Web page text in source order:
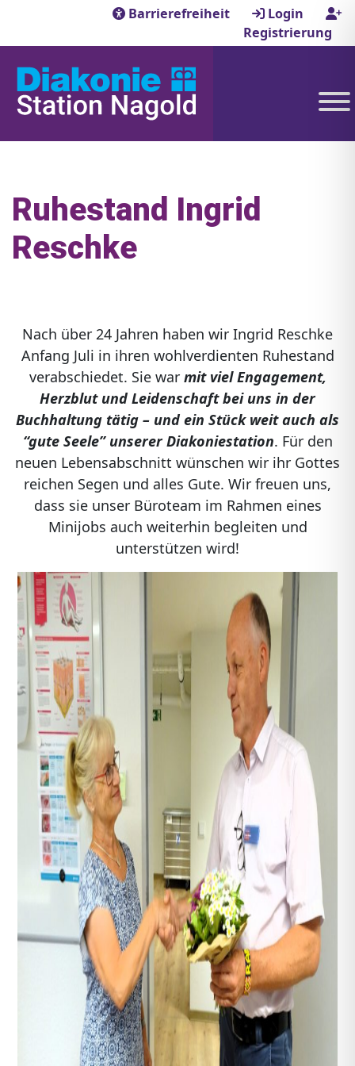
Barrierefreiheit
Login
Registrierung
Ruhestand Ingrid
Reschke
Nach über 24 Jahren haben wir Ingrid Reschke
Anfang Juli in ihren wohlverdienten Ruhestand
verabschiedet. Sie war mit viel Engagement,
Herzblut und Leidenschaft bei uns in der
Buchhaltung tätig – und ein Stück weit auch als
“gute Seele” unserer Diakoniestation. Für den
neuen Lebensabschnitt wünschen wir ihr Gottes
reichen Segen und alles Gute. Wir freuen uns,
dass sie unser Büroteam im Rahmen eines
Minijobs auch weiterhin begleiten und
unterstützen wird!